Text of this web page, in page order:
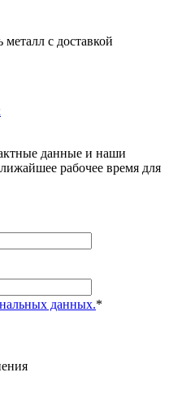
с доставкой
данные и наши
рабочее время для
данных.*